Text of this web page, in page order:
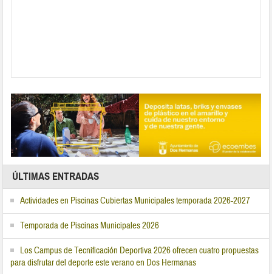
ÚLTIMAS ENTRADAS
Actividades en Piscinas Cubiertas Municipales temporada 2026-2027
Temporada de Piscinas Municipales 2026
Los Campus de Tecnificación Deportiva 2026 ofrecen cuatro propuestas
para disfrutar del deporte este verano en Dos Hermanas